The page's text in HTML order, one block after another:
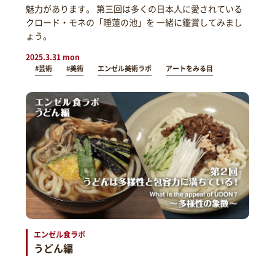
魅力があります。 第三回は多くの日本人に愛されている
クロード・モネの「睡蓮の池」を 一緒に鑑賞してみまし
ょう。
2025.3.31 mon
#芸術 #美術 エンゼル美術ラボ アートをみる目
エンゼル食ラボ
うどん編